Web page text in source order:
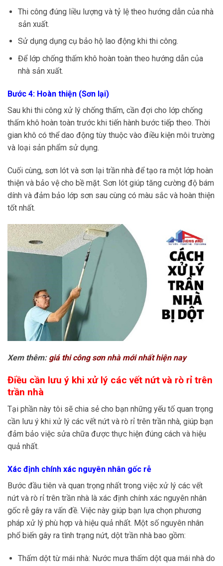
Thi công đúng liều lượng và tỷ lệ theo hướng dẫn của nhà
sản xuất.
Sử dụng dụng cụ bảo hộ lao động khi thi công.
Để lớp chống thấm khô hoàn toàn theo hướng dẫn của
nhà sản xuất.
Bước 4: Hoàn thiện (Sơn lại)
Sau khi thi công xử lý chống thấm, cần đợi cho lớp chống
thấm khô hoàn toàn trước khi tiến hành bước tiếp theo. Thời
gian khô có thể dao động tùy thuộc vào điều kiện môi trường
và loại sản phẩm sử dụng.
Cuối cùng, sơn lót và sơn lại trần nhà để tạo ra một lớp hoàn
thiện và bảo vệ cho bề mặt. Sơn lót giúp tăng cường độ bám
dính và đảm bảo lớp sơn sau cùng có màu sắc và hoàn thiện
tốt nhất.
Xem thêm: giá thi công sơn nhà mới nhất hiện nay
Điều cần lưu ý khi xử lý các vết nứt và rò rỉ trên
trần nhà
Tại phần này tôi sẽ chia sẻ cho bạn những yếu tố quan trọng
cần lưu ý khi xử lý các vết nứt và rò rỉ trên trần nhà, giúp bạn
đảm bảo việc sửa chữa được thực hiện đúng cách và hiệu
quả nhất.
Xác định chính xác nguyên nhân gốc rễ
Bước đầu tiên và quan trọng nhất trong việc xử lý các vết
nứt và rò rỉ trên trần nhà là xác định chính xác nguyên nhân
gốc rễ gây ra vấn đề. Việc này giúp bạn lựa chọn phương
pháp xử lý phù hợp và hiệu quả nhất. Một số nguyên nhân
phổ biến gây ra tình trạng nứt, dột trần nhà bao gồm:
Thấm dột từ mái nhà: Nước mưa thấm dột qua mái nhà do